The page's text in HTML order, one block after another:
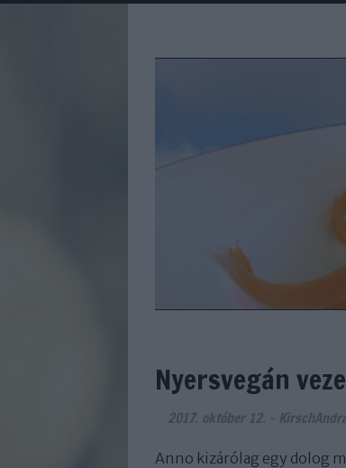
Nyersvegán
2017. október 12. -
Anno kizárólag egy dolog